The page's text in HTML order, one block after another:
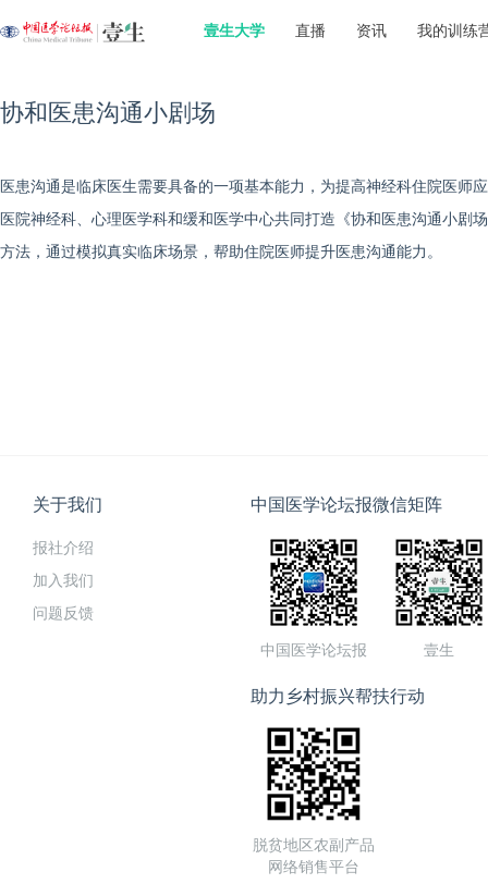
壹生大学 直播 资讯 我的训练
协和医患沟通小剧场
医患沟通是临床医生需要具备的一项基本能力，为提高神经科住院医师
医院神经科、心理医学科和缓和医学中心共同打造《协和医患沟通小剧
方法，通过模拟真实临床场景，帮助住院医师提升医患沟通能力。
关于我们
报社介绍
加入我们
问题反馈
中国医学论坛报微信矩阵
中国医学论坛报 壹生
助力乡村振兴帮扶行动
脱贫地区农副产品
网络销售平台